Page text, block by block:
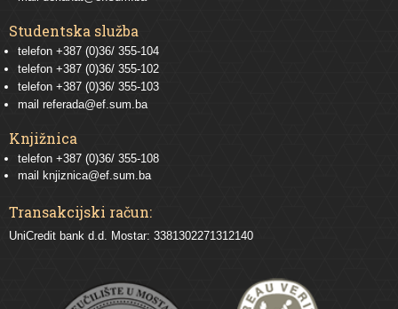
Studentska služba
telefon +387 (0)36/ 355-104
telefon +387 (0)36/ 355-102
telefon +387 (0)36/ 355-103
mail referada@ef.sum.ba
Knjižnica
telefon +387 (0)36/ 355-108
mail knjiznica@ef.sum.ba
Transakcijski račun:
UniCredit bank d.d. Mostar: 3381302271312140